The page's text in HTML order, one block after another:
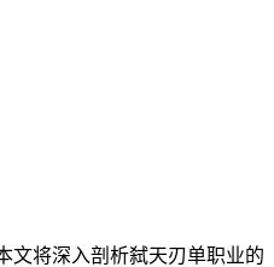
文将深入剖析弑天刃单职业的